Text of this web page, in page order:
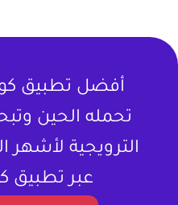
أفضل تطبيق
تحمله الحين
الترويجية لأشهر
عبر تطبيق